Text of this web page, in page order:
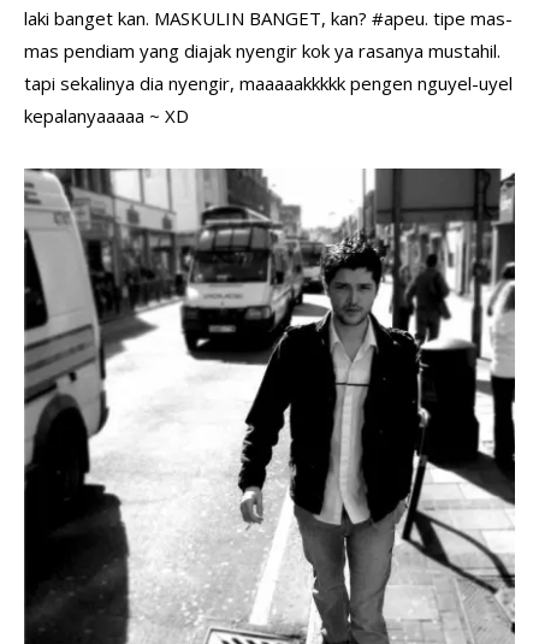
laki banget kan. MASKULIN BANGET, kan? #apeu. tipe mas-
mas pendiam yang diajak nyengir kok ya rasanya mustahil.
tapi sekalinya dia nyengir, maaaaakkkkk pengen nguyel-uyel
kepalanyaaaaa ~ XD